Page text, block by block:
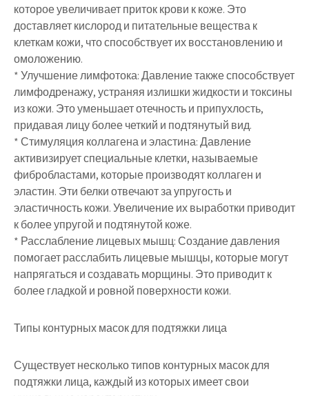
которое увеличивает приток крови к коже. Это
доставляет кислород и питательные вещества к
клеткам кожи, что способствует их восстановлению и
омоложению.
* Улучшение лимфотока: Давление также способствует
лимфодренажу, устраняя излишки жидкости и токсины
из кожи. Это уменьшает отечность и припухлость,
придавая лицу более четкий и подтянутый вид.
* Стимуляция коллагена и эластина: Давление
активизирует специальные клетки, называемые
фибробластами, которые производят коллаген и
эластин. Эти белки отвечают за упругость и
эластичность кожи. Увеличение их выработки приводит
к более упругой и подтянутой коже.
* Расслабление лицевых мышц: Создание давления
помогает расслабить лицевые мышцы, которые могут
напрягаться и создавать морщины. Это приводит к
более гладкой и ровной поверхности кожи.
Типы контурных масок для подтяжки лица
Существует несколько типов контурных масок для
подтяжки лица, каждый из которых имеет свои